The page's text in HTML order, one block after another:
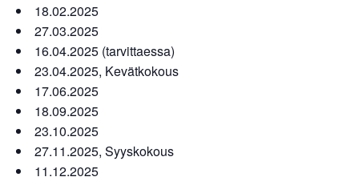
18.02.2025
27.03.2025
16.04.2025 (tarvittaessa)
23.04.2025, Kevätkokous
17.06.2025
18.09.2025
23.10.2025
27.11.2025, Syyskokous
11.12.2025